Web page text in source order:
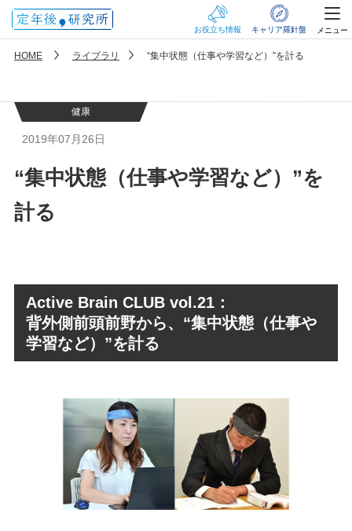
お役立ち情報 キャリア羅針盤 メニュー
HOME ライブラリ “集中状態（仕事や学習など）”を計る
健康
2019年07月26日
“集中状態（仕事や学習など）”を
計る
Active Brain CLUB vol.21：
背外側前頭前野から、“集中状態（仕事や
学習など）”を計る